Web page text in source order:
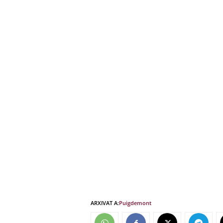
ARXIVAT A:Puigdemont